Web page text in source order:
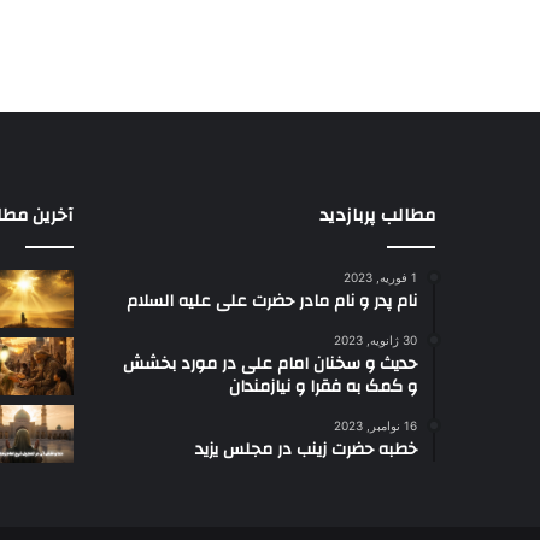
مطالب پربازدید
1 فوریه, 2023
نام پدر و نام مادر حضرت علی علیه السلام
30 ژانویه, 2023
حدیث و سخنان امام علی در مورد بخشش
و کمک به فقرا و نیازمندان
16 نوامبر, 2023
خطبه حضرت زینب در مجلس یزید
آخرین